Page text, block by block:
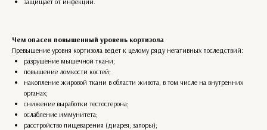
Чем опасен повышенный уровень кортизола
Превышение уровня кортизола ведет к целому ряду негативных последствий:
разрушение мышечной ткани;
повышение ломкости костей;
накопление жировой ткани в области живота, в том числе на внутренних
органах;
снижение выработки тестостерона;
ослабление иммунитета;
расстройство пищеварения (диарея, запоры);